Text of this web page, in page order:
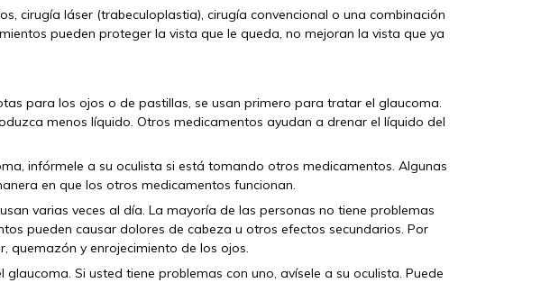
cirugía láser (trabeculoplastia), cirugía convencional o una combinación
pueden proteger la vista que le queda, no mejoran la vista que ya
para los ojos o de pastillas, se usan primero para tratar el glaucoma.
menos líquido. Otros medicamentos ayudan a drenar el líquido del
infórmele a su oculista si está tomando otros medicamentos. Algunas
en que los otros medicamentos funcionan.
varias veces al día. La mayoría de las personas no tiene problemas
pueden causar dolores de cabeza u otros efectos secundarios. Por
quemazón y enrojecimiento de los ojos.
Si usted tiene problemas con uno, avísele a su oculista. Puede